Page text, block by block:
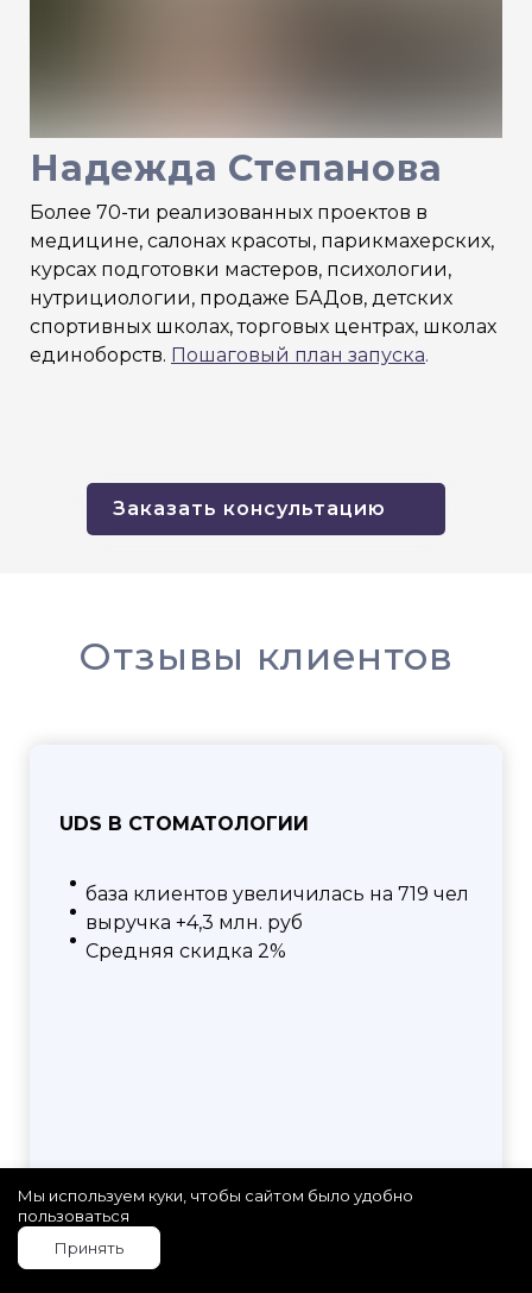
Надежда Степанова
Более 70-ти реализованных проектов в
медицине, салонах красоты, парикмахерских,
курсах подготовки мастеров, психологии,
нутрициологии, продаже БАДов, детских
спортивных школах, торговых центрах, школах
единоборств. Пошаговый план запуска.
Заказать консультацию
Отзывы клиентов
UDS В СТОМАТОЛОГИИ
база клиентов увеличилась на 719 чел
выручка +4,3 млн. руб
Средняя скидка 2%
Мы используем куки, чтобы сайтом было удобно
пользоваться
Принять